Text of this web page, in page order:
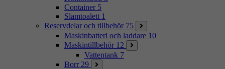
Container 5
Slamtoalett 1
Reservdelar och tillbehör 75
Maskinbatteri och laddare 10
Maskintillbehör 12
Vattentank 7
Borr 29